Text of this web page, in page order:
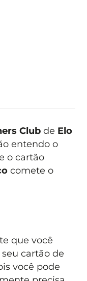
Club de Elo
entendo o
o cartão
comete o
que você
cartão de
você pode